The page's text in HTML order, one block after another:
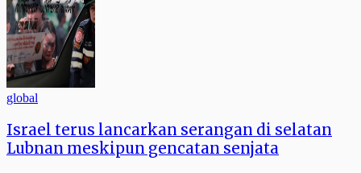
global
Israel terus lancarkan serangan di selatan
Lubnan meskipun gencatan senjata